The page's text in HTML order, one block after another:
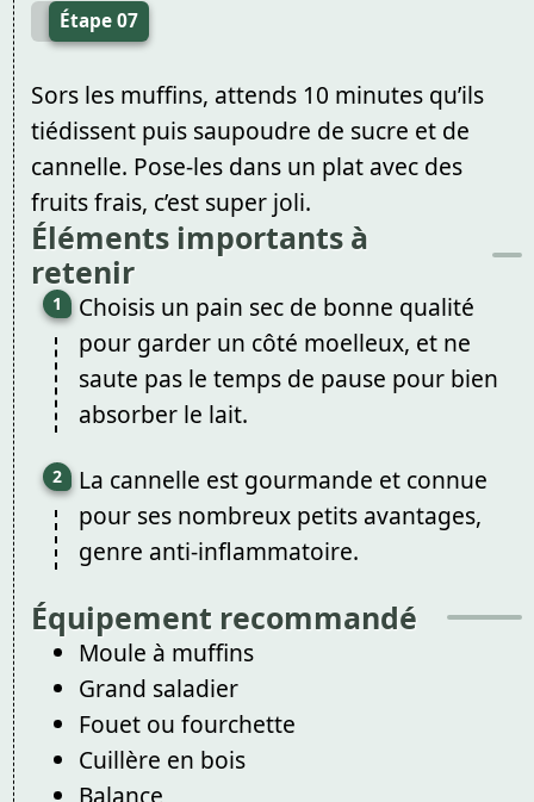
Étape 07
Sors les muffins, attends 10 minutes qu’ils
tiédissent puis saupoudre de sucre et de
cannelle. Pose-les dans un plat avec des
fruits frais, c’est super joli.
Éléments importants à
retenir
Choisis un pain sec de bonne qualité
pour garder un côté moelleux, et ne
saute pas le temps de pause pour bien
absorber le lait.
La cannelle est gourmande et connue
pour ses nombreux petits avantages,
genre anti-inflammatoire.
Équipement recommandé
Moule à muffins
Grand saladier
Fouet ou fourchette
Cuillère en bois
Balance